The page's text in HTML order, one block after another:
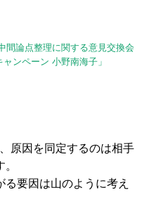
間論点整理に関する意見交換会
ンペーン 小野南海子」
原因を同定するのは相手
要因は山のように考え